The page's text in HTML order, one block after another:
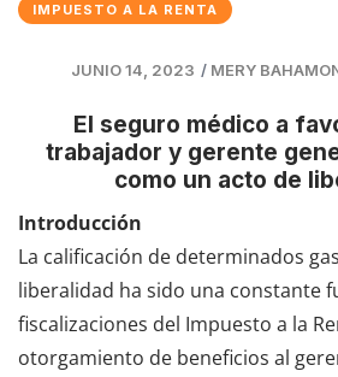
IMPUESTO A LA RENTA
JUNIO 14, 2023 / MERY
El seguro médico a
trabajador y gerente
como un acto de
Introducción
La calificación de determinados
liberalidad ha sido una constante
fiscalizaciones del Impuesto a la
otorgamiento de beneficios al